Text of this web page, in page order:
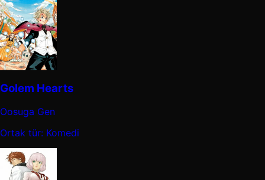
Golem Hearts
Oosuga Gen
Ortak tür: Komedi